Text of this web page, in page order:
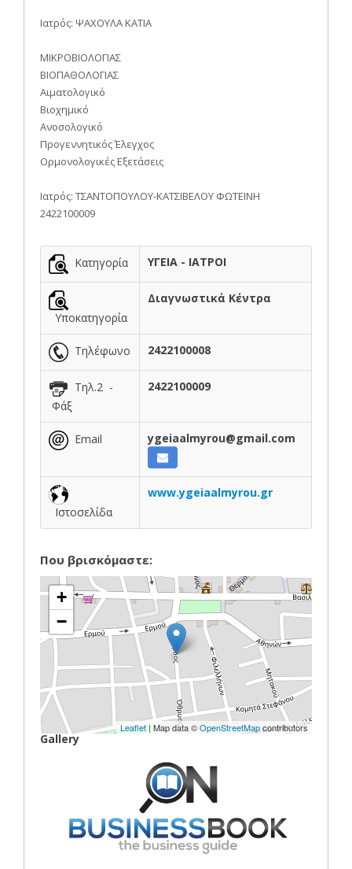
Ιατρός: ΨΑΧΟΥΛΑ ΚΑΤΙΑ
ΜΙΚΡΟΒΙΟΛΟΓΙΑΣ
ΒΙΟΠΑΘΟΛΟΓΙΑΣ
Αιματολογικό
Βιοχημικό
Ανοσολογικό
Προγεννητικός Έλεγχος
Ορμονολογικές Εξετάσεις
Ιατρός: ΤΣΑΝΤΟΠΟΥΛΟΥ-ΚΑΤΣΙΒΕΛΟΥ ΦΩΤΕΙΝΗ
2422100009
Κατηγορία ΥΓΕΙΑ - ΙΑΤΡΟΙ
Υποκατηγορία
Διαγνωστικά Κέντρα
Τηλέφωνο 2422100008
Τηλ.2 -
Φάξ
2422100009
Email ygeiaalmyrou@gmail.com
Ιστοσελίδα
www.ygeiaalmyrou.gr
Που βρισκόμαστε:
+
−
Leaflet | Map data ©OpenStreetMapcontributors
Gallery